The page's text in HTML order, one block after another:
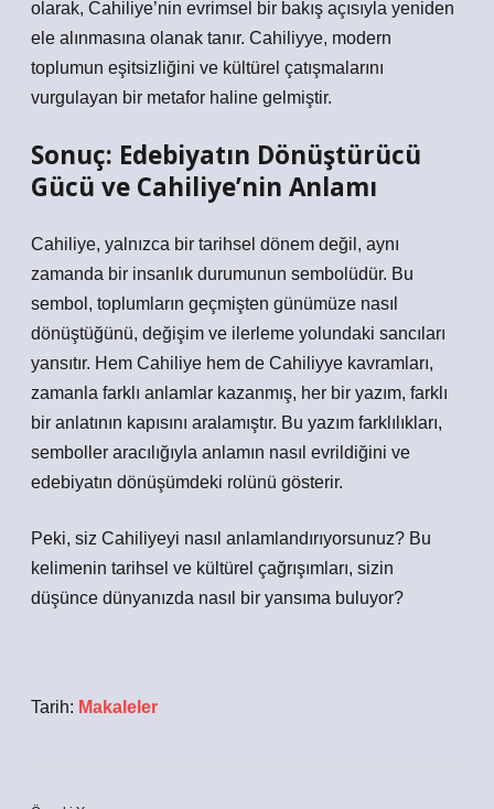
olarak, Cahiliye’nin evrimsel bir bakış açısıyla yeniden
ele alınmasına olanak tanır. Cahiliyye, modern
toplumun eşitsizliğini ve kültürel çatışmalarını
vurgulayan bir metafor haline gelmiştir.
Sonuç: Edebiyatın Dönüştürücü
Gücü ve Cahiliye’nin Anlamı
Cahiliye, yalnızca bir tarihsel dönem değil, aynı
zamanda bir insanlık durumunun sembolüdür. Bu
sembol, toplumların geçmişten günümüze nasıl
dönüştüğünü, değişim ve ilerleme yolundaki sancıları
yansıtır. Hem Cahiliye hem de Cahiliyye kavramları,
zamanla farklı anlamlar kazanmış, her bir yazım, farklı
bir anlatının kapısını aralamıştır. Bu yazım farklılıkları,
semboller aracılığıyla anlamın nasıl evrildiğini ve
edebiyatın dönüşümdeki rolünü gösterir.
Peki, siz Cahiliyeyi nasıl anlamlandırıyorsunuz? Bu
kelimenin tarihsel ve kültürel çağrışımları, sizin
düşünce dünyanızda nasıl bir yansıma buluyor?
Tarih: Makaleler